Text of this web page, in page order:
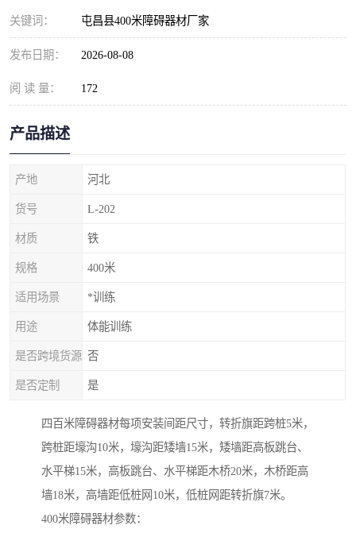
关键词： 屯昌县400米障碍器材厂家
发布日期： 2026-08-08
阅 读 量： 172
产品描述
产地 河北
货号 L-202
材质 铁
规格 400米
适用场景 *训练
用途 体能训练
是否跨境货源 否
是否定制 是
四百米障碍器材每项安装间距尺寸，转折旗距跨桩5米，
跨桩距壕沟10米，壕沟距矮墙15米，矮墙距高板跳台、
水平梯15米，高板跳台、水平梯距木桥20米，木桥距高
墙18米，高墙距低桩网10米，低桩网距转折旗7米。
400米障碍器材参数：